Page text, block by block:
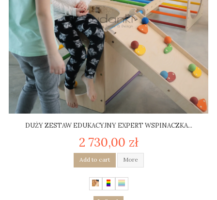
DUŻY ZESTAW EDUKACYJNY EXPERT WSPINACZKA...
2 730,00 zł
Add to cart More